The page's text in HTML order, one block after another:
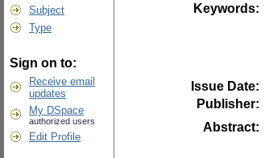
Subject
Type
Sign on to:
Receive email
updates
My DSpace
authorized users
Edit Profile
Keywords:
Issue Date:
Publisher:
Abstract: